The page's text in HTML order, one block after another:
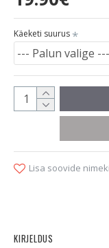
Käeketi suurus
Lisa soovide
KIRJELDUS